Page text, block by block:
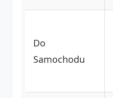
Do
Samochodu